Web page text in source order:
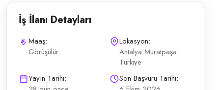
fazla 2 kişi) Sitede kalmayan adaylar da değerlendirilir Yüz
İş İlanı Detayları
Maaş:
Görüşülür
Lokasyon:
Antalya Muratpaşa
Türkiye
Yayın Tarihi:
Son Başvuru Tarihi: